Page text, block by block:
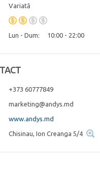
Variată
Lun - Dum: 10:00 - 22:00
+373 60777849
marketing@andys.md
www.andys.md
Chisinau, Ion Creanga 5/4